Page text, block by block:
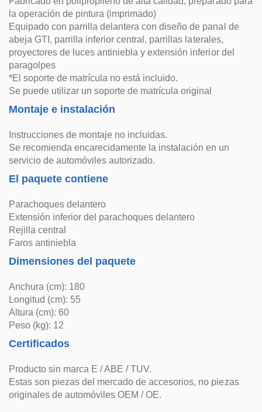
la operación de pintura (imprimado)
Equipado con parrilla delantera con diseño de panal de
abeja GTI, parrilla inferior central, parrillas laterales,
proyectores de luces antiniebla y extensión inferior del
paragolpes
*El soporte de matrícula no está incluido.
Se puede utilizar un soporte de matrícula original
Montaje e instalación
Instrucciones de montaje no incluidas.
Se recomienda encarecidamente la instalación en un
servicio de automóviles autorizado.
El paquete contiene
Parachoques delantero
Extensión inferior del parachoques delantero
Rejilla central
Faros antiniebla
Dimensiones del paquete
Anchura (cm): 180
Longitud (cm): 55
Altura (cm): 60
Peso (kg): 12
Certificados
Producto sin marca E / ABE / TUV.
Estas son piezas del mercado de accesorios, no piezas
originales de automóviles OEM / OE.